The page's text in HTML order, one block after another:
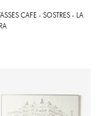
CAFE - SOSTRES - LA